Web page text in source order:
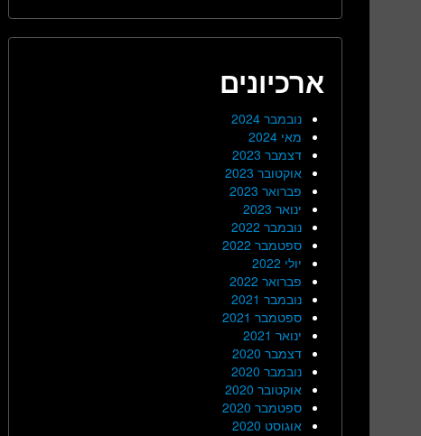
ארכיונים
נובמבר 2024
מאי 2024
דצמבר 2023
אוקטובר 2023
פברואר 2023
ינואר 2023
נובמבר 2022
ספטמבר 2022
יולי 2022
פברואר 2022
נובמבר 2021
ספטמבר 2021
ינואר 2021
דצמבר 2020
נובמבר 2020
אוקטובר 2020
ספטמבר 2020
אוגוסט 2020